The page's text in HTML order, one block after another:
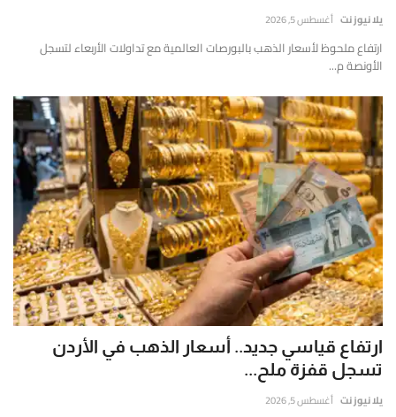
تقارير
دقيقة
وموثوقة
إلى
التحليل
العميق
والتحقق
الفوري
من
المصادر
والأرقام
الحية.
يلا نيوز نت أغسطس 5, 2026
ارتفاع ملحوظ لأسعار الذهب بالبورصات العالمية مع تداولات الأربعاء لتسجل
الأونصة م...
ارتفاع قياسي جديد.. أسعار الذهب في الأردن
تسجل قفزة ملح...
يلا نيوز نت أغسطس 5, 2026